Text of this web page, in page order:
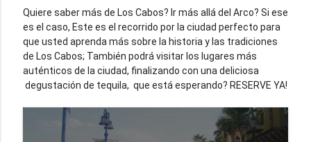
Quiere saber más de Los Cabos? Ir más allá del Arco? Si ese
es el caso, Este es el recorrido por la ciudad perfecto para
que usted aprenda más sobre la historia y las tradiciones
de Los Cabos; También podrá visitar los lugares más
auténticos de la ciudad, finalizando con una deliciosa
degustación de tequila, que está esperando? RESERVE YA!